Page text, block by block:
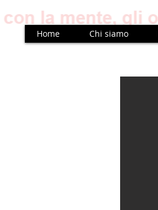
Home Chi siamo